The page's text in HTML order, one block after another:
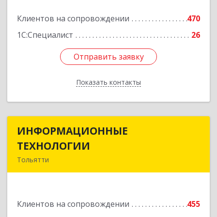
Клиентов на сопровождении
470
1С:Специалист
26
Отправить заявку
Показать контакты
Отправить заявку
Назад
ИНФОРМАЦИОННЫЕ
ТЕХНОЛОГИИ
Тольятти
Клиентов на сопровождении
455
ИНФОРМАЦИОННЫЕ
Подробнее